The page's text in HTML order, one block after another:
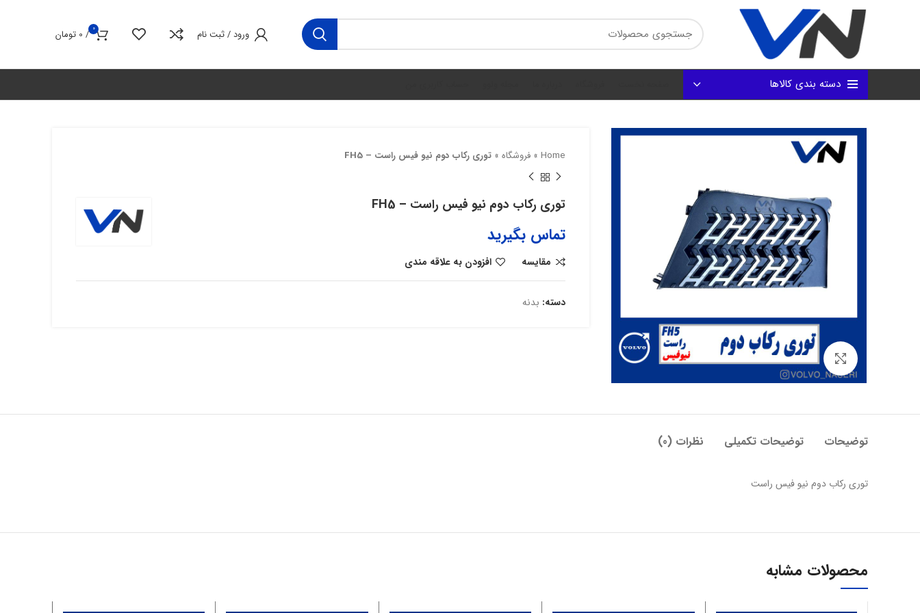
ورود / ثبت نام 0
/
0 تومان
دسته بندی کالاها
بزرگنمایی تصویر
Home
»فروشگاه »توری رکاب دوم نیو فیس راست – FH5
توری رکاب دوم نیو فیس راست – FH5
تماس بگیرید
مقایسه افزودن به علاقه مندی
دسته: بدنه
توضیحات توضیحات تکمیلی نظرات (0)
توری رکاب دوم نیو فیس راست
محصولات مشابه